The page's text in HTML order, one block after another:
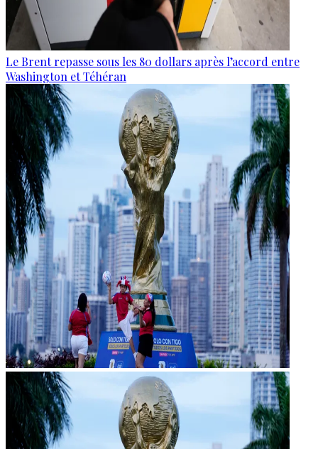
Le Brent repasse sous les 80 dollars après l’accord entre
Washington et Téhéran